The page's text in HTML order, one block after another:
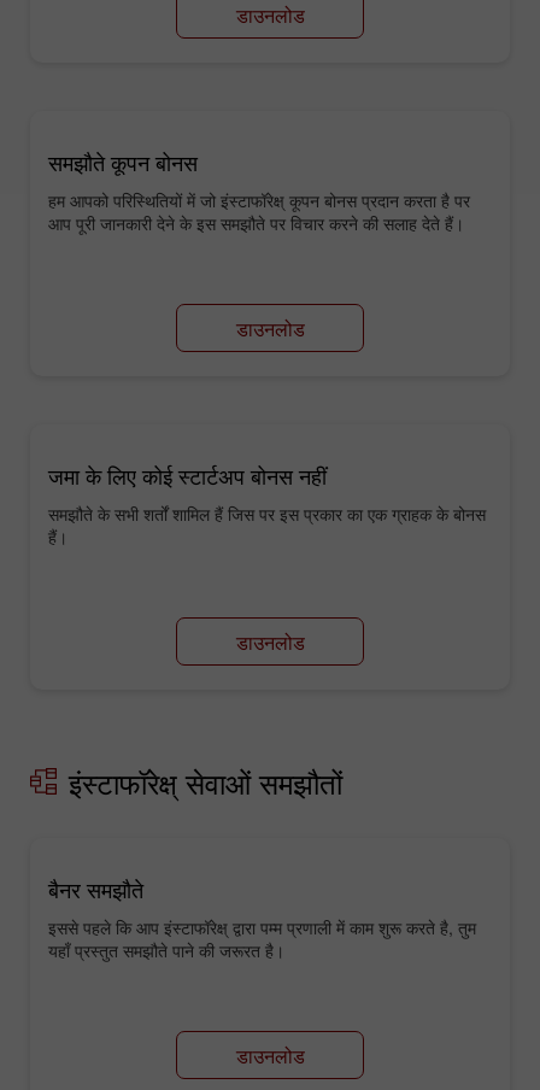
डाउनलोड
समझौते कूपन बोनस
हम आपको परिस्थितियों में जो इंस्टाफॉरेक्ष् कूपन बोनस प्रदान करता है पर
आप पूरी जानकारी देने के इस समझौते पर विचार करने की सलाह देते हैं।
डाउनलोड
जमा के लिए कोई स्टार्टअप बोनस नहीं
समझौते के सभी शर्तों शामिल हैं जिस पर इस प्रकार का एक ग्राहक के बोनस
हैं।
डाउनलोड
इंस्टाफॉरेक्ष् सेवाओं समझौतों
बैनर समझौते
इससे पहले कि आप इंस्टाफॉरेक्ष् द्वारा पम्म प्रणाली में काम शुरू करते है, तुम
यहाँ प्रस्तुत समझौते पाने की जरूरत है।
डाउनलोड